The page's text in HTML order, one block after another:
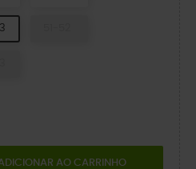
AO CARRINHO